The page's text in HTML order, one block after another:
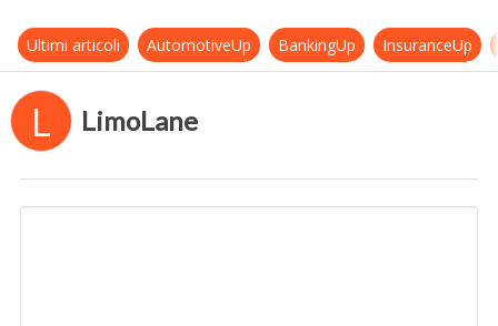
Ultimi articoli AutomotiveUp BankingUp InsuranceUp
L LimoLane